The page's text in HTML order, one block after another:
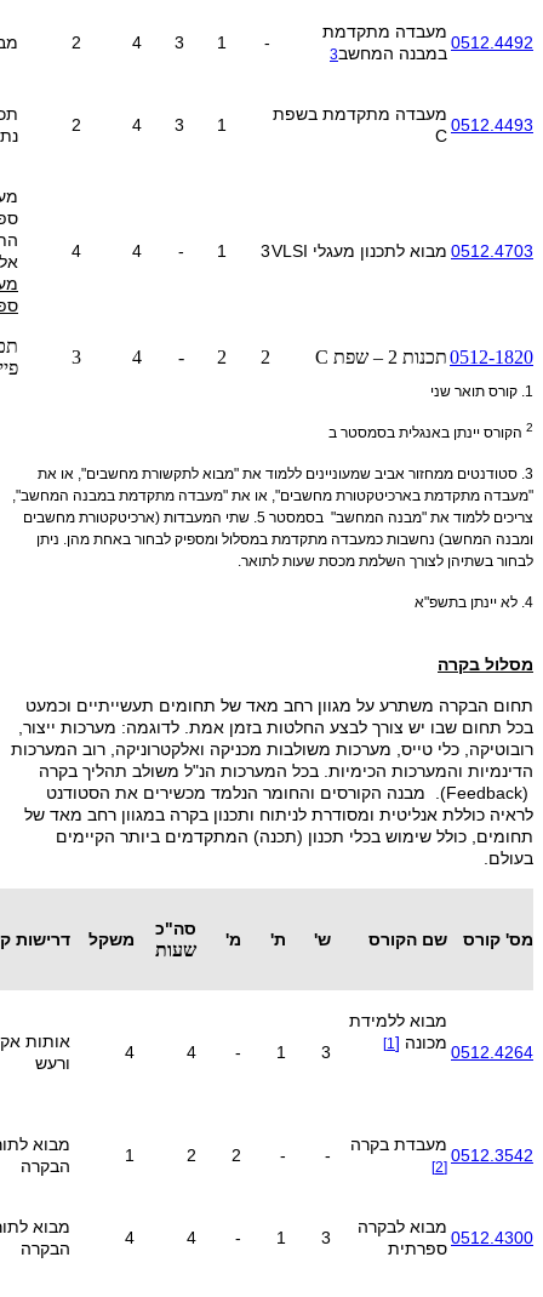
0512.4492
מעבדה מתקדמת
במבנה המחשב3
-
1
3
4
2
0512.4493
מעבדה מתקדמת בשפת
C
1
3
4
2
0512.4703 מבוא לתכנון מעגלי VLSI 3
1
-
4
4
0512-1820תכנות 2 – שפת C 2
2
-
4
3
1. קורס תואר שני
2 הקורס יינתן באנגלית בסמסטר ב
3. סטודנטים ממחזור אביב שמעוניינים ללמוד את "מבוא לתקשורת מחשבים", או את
"מעבדה מתקדמת בארכיטקטורת מחשבים", או את "מעבדה מתקדמת במבנה המחשב",
צריכים ללמוד את "מבנה המחשב" בסמסטר 5. שתי המעבדות (ארכיטקטורת מחשבים
ומבנה המחשב) נחשבות כמעבדה מתקדמת במסלול ומספיק לבחור באחת מהן. ניתן
לבחור בשתיהן לצורך השלמת מכסת שעות לתואר.
4. לא יינתן בתשפ"א
מסלול בקרה
תחום הבקרה משתרע על מגוון רחב מאד של תחומים תעשייתיים וכמעט
בכל תחום שבו יש צורך לבצע החלטות בזמן אמת. לדוגמה: מערכות ייצור,
רובוטיקה, כלי טייס, מערכות משולבות מכניקה ואלקטרוניקה, רוב המערכות
הדינמיות והמערכות הכימיות. בכל המערכות הנ"ל משולב תהליך בקרה
(Feedback). מבנה הקורסים והחומר הנלמד מכשירים את הסטודנט
לראיה כוללת אנליטית ומסודרת לניתוח ותכנון בקרה במגוון רחב מאד של
תחומים, כולל שימוש בכלי תכנון (תכנה) המתקדמים ביותר הקיימים
בעולם.
מס' קורס שם הקורס ש' ת' מ'
סה"כ
שעות משקל דרישות
0512.4264
מבוא ללמידת
מכונה [
1]
3
1
-
4
4
אותות
ורעש
0512.3542
מעבדת בקרה
[2]
-
-
2
2
1
מבוא
הבקרה
0512.4300
מבוא לבקרה
ספרתית
3
1
-
4
4
מבוא
הבקרה